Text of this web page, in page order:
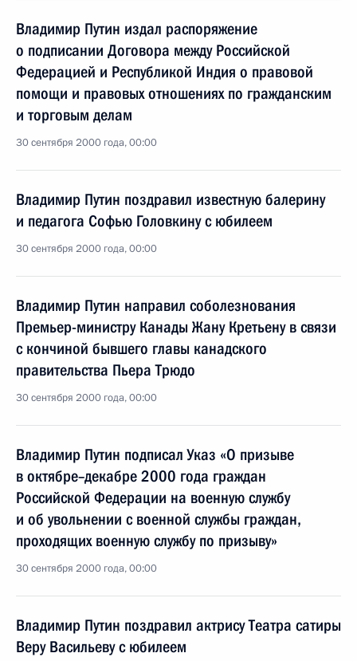
Владимир Путин издал распоряжение
о подписании Договора между Российской
Федерацией и Республикой Индия о правовой
помощи и правовых отношениях по гражданским
и торговым делам
30 сентября 2000 года, 00:00
Владимир Путин поздравил известную балерину
и педагога Софью Головкину с юбилеем
30 сентября 2000 года, 00:00
Владимир Путин направил соболезнования
Премьер-министру Канады Жану Кретьену в связи
с кончиной бывшего главы канадского
правительства Пьера Трюдо
30 сентября 2000 года, 00:00
Владимир Путин подписал Указ «О призыве
в октябре–декабре 2000 года граждан
Российской Федерации на военную службу
и об увольнении с военной службы граждан,
проходящих военную службу по призыву»
30 сентября 2000 года, 00:00
Владимир Путин поздравил актрису Театра сатиры
Веру Васильеву с юбилеем